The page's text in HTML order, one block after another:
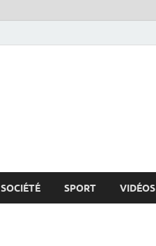
SOCIÉTÉ SPORT VIDÉOS